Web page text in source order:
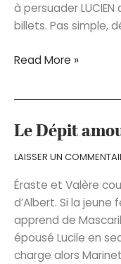
à persuader
billets. Pas simple,
Séniors…
Read More »
Le Dépit
LAISSER UN
Éraste et Valère
d’Albert. Si la
apprend de
épousé Lucile en
charge alors